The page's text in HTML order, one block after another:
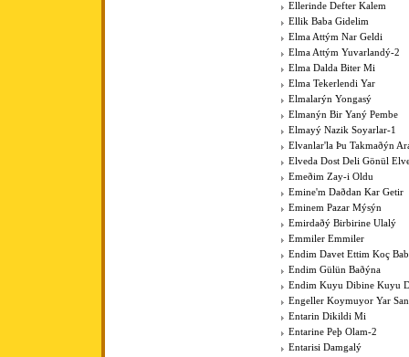
Ellerinde Defter Kalem
Ellik Baba Gidelim
Elma Attým Nar Geldi
Elma Attým Yuvarlandý-2
Elma Dalda Biter Mi
Elma Tekerlendi Yar
Elmalarýn Yongasý
Elmanýn Bir Yaný Pembe
Elmayý Nazik Soyarlar-1
Elvanlar'la Þu Takmaðýn
Elveda Dost Deli Gönül
Emeðim Zay-i Oldu
Emine'm Daðdan Kar Getir
Eminem Pazar Mýsýn
Emirdaðý Birbirine Ulalý
Emmiler Emmiler
Endim Davet Ettim Koç
Endim Gülün Baðýna
Endim Kuyu Dibine Kuyu
Engeller Koymuyor Yar
Entarin Dikildi Mi
Entarine Peþ Olam-2
Entarisi Damgalý